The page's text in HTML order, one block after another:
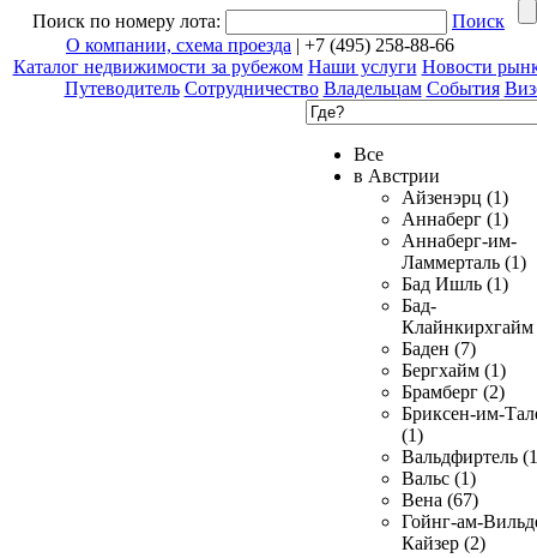
Поиск по номеру лота:
Поиск
О компании, схема проезда | +7 (495) 258-88-66
Каталог недвижимости за рубежом Наши услуги Новости
Путеводитель Сотрудничество Владельцам События
Все
в Австрии
Айзенэрц (1)
Аннаберг (1)
Аннаберг-им-
Ламмерталь (1)
Бад Ишль (1)
Бад-
Клайнкирхгайм
Баден (7)
Бергхайм (1)
Брамберг (2)
Бриксен-им-
(1)
Вальдфиртель
Вальс (1)
Вена (67)
Гойнг-ам-
Кайзер (2)